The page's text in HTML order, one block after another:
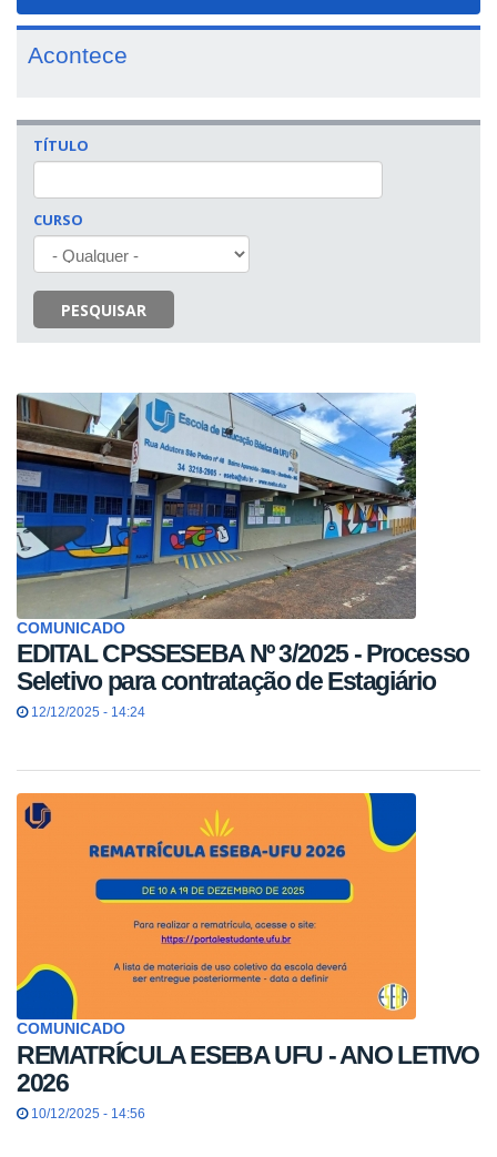
Acontece
TÍTULO
CURSO
PESQUISAR
COMUNICADO
EDITAL CPSSESEBA Nº 3/2025 - Processo
Seletivo para contratação de Estagiário
12/12/2025 - 14:24
COMUNICADO
REMATRÍCULA ESEBA UFU - ANO LETIVO
2026
10/12/2025 - 14:56